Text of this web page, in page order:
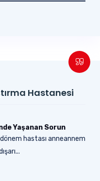
Hastanesi
Yaşanan Sorun
hastası anneannem